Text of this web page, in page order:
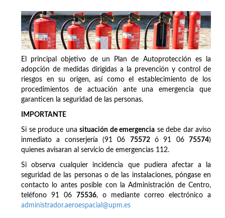
El principal objetivo de un Plan de Autoprotección es la
adopción de medidas dirigidas a la prevención y control de
riesgos en su origen, así como el establecimiento de los
procedimientos de actuación ante una emergencia que
garanticen la seguridad de las personas.
IMPORTANTE
Si se produce una situación de emergencia se debe dar aviso
inmediato a conserjería (91 06 75572ó 91 06 75574)
quienes avisaran al servicio de emergencias 112.
Si observa cualquier incidencia que pudiera afectar a la
seguridad de las personas o de las instalaciones, póngase en
contacto lo antes posible con la Administración de Centro,
teléfono 91 06 75536, o mediante correo electrónico a
administrador.aeroespacial@upm.es